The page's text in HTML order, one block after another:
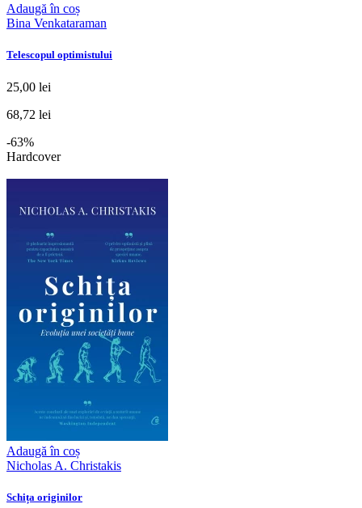
Adaugă în coș
Bina Venkataraman
Telescopul optimistului
25,00 lei
68,72 lei
-63%
Hardcover
Adaugă în coș
Nicholas A. Christakis
Schița originilor